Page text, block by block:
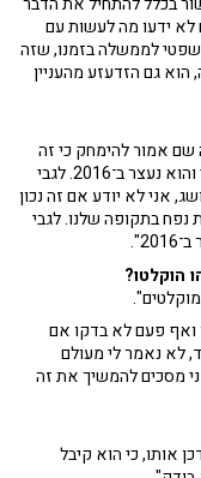
'האם אני מאשר
אני נדהמתי,
בכלל להתחיל את הדבר
ידעו מה לעשות עם
לממשלה בזמנו, שזה
גם הזדעזע מהעניין
מה שהיה שם אמור להימחק כי זה
אני לא יודע אם זה נכון
בתקופה שלנו. לגבי
ואף פעם לא בדקו אם
לא נאמר לי מעולם
מסכים להמשיך את זה